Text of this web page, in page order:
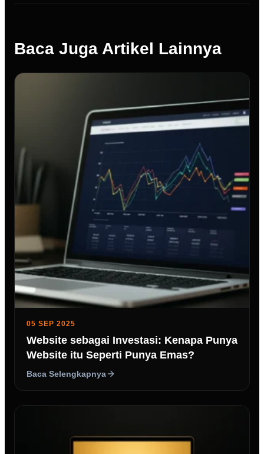
Baca Juga Artikel Lainnya
05 SEP 2025
Website sebagai Investasi: Kenapa Punya
Website itu Seperti Punya Emas?
Baca Selengkapnya